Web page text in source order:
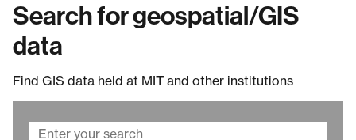
Search for geospatial/GIS
data
Find GIS data held at MIT and other institutions